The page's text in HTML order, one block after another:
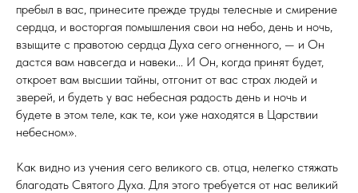
пребыл в вас, принесите прежде труды телесные и смирение
сердца, и восторгая помышления свои на небо, день и ночь,
взыщите с правотою сердца Духа сего огненного, — и Он
дастся вам навсегда и навеки... И Он, когда принят будет,
откроет вам высшии тайны, отгонит от вас страх людей и
зверей, и будеть у вас небесная радость день и ночь и
будете в этом теле, как те, кои уже находятся в Царствии
небесном».
Как видно из учения сего великого св. отца, нелегко стяжать
благодать Святого Духа. Для этого требуется от нас великий